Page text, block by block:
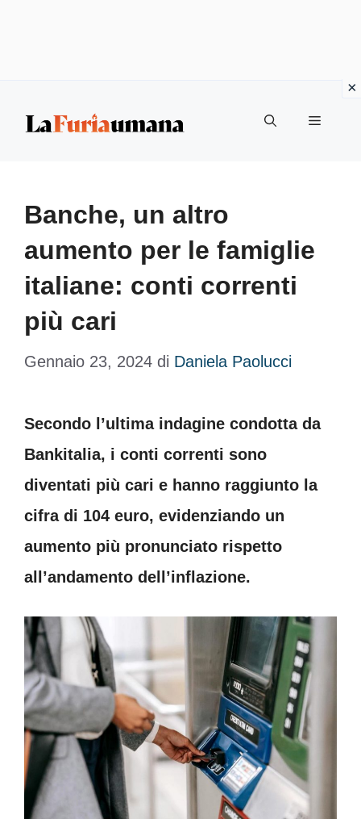
Menu
Banche, un altro
aumento per le famiglie
italiane: conti correnti
più cari
Gennaio 23, 2024 di Daniela Paolucci
Secondo l’ultima indagine condotta da
Bankitalia, i conti correnti sono
diventati più cari e hanno raggiunto la
cifra di 104 euro, evidenziando un
aumento più pronunciato rispetto
all’andamento dell’inflazione.